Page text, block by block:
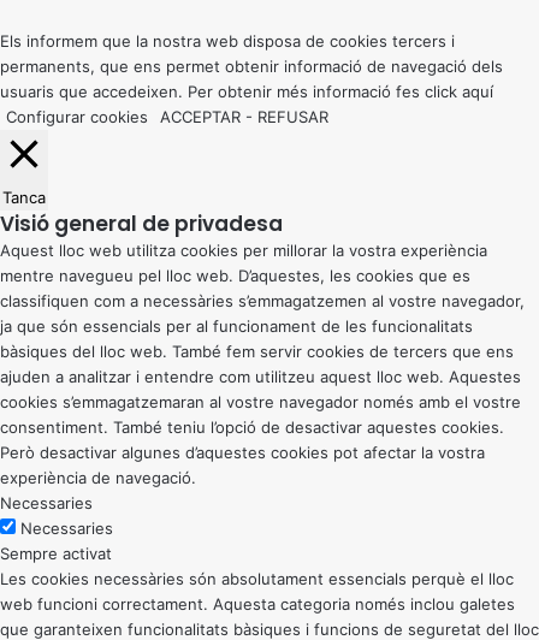
button
Els informem que la nostra web disposa de cookies tercers i
permanents, que ens permet obtenir informació de navegació dels
usuaris que accedeixen. Per obtenir més informació fes click aquí
Configurar cookies
ACCEPTAR - REFUSAR
Tanca
Visió general de privadesa
Aquest lloc web utilitza cookies per millorar la vostra experiència
mentre navegueu pel lloc web. D’aquestes, les cookies que es
classifiquen com a necessàries s’emmagatzemen al vostre navegador,
ja que són essencials per al funcionament de les funcionalitats
bàsiques del lloc web. També fem servir cookies de tercers que ens
ajuden a analitzar i entendre com utilitzeu aquest lloc web. Aquestes
cookies s’emmagatzemaran al vostre navegador només amb el vostre
consentiment. També teniu l’opció de desactivar aquestes cookies.
Però desactivar algunes d’aquestes cookies pot afectar la vostra
experiència de navegació.
Necessaries
Necessaries
Sempre activat
Les cookies necessàries són absolutament essencials perquè el lloc
web funcioni correctament. Aquesta categoria només inclou galetes
que garanteixen funcionalitats bàsiques i funcions de seguretat del lloc